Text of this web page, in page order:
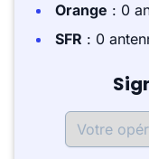
Orange : 0
SFR : 0